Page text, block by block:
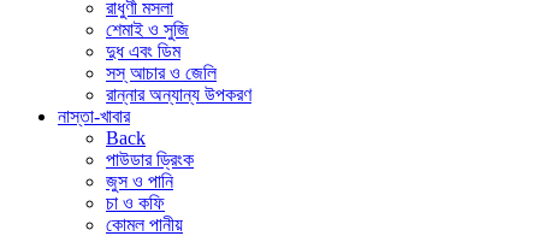
রাধুণী মসলা
শেমাই ও সুজি
দুধ এবং ডিম
সস্ আচার ও জেলি
রান্নার অন্যান্য উপকরণ
নাস্তা-খাবার
Back
পাউডার ড্রিংক
জুস ও পানি
চা ও কফি
কোমল পানীয়